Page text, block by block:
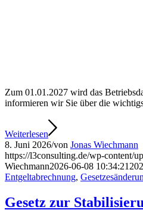
Zum 01.01.2027 wird das
informieren wir Sie über die
Weiterlesen
8. Juni 2026/von Jonas Wiechmann
https://l3consulting.de/wp-content/
Wiechmann2026-06-08 10:34:21
Entgeltabrechnung,
Gesetz zur